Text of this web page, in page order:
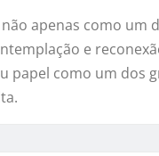
apenas como
e
papel como um dos